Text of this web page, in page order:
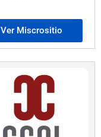
Ver Miscrositio